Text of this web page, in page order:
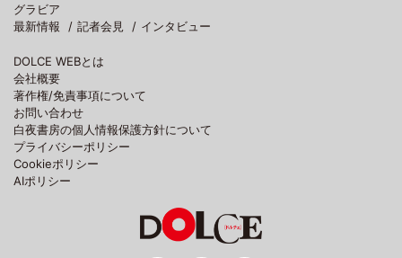
グラビア
最新情報
記者会見 インタビュー
DOLCE WEBとは
会社概要
著作権/免責事項について
お問い合わせ
白夜書房の個人情報保護方針について
プライバシーポリシー
Cookieポリシー
AIポリシー